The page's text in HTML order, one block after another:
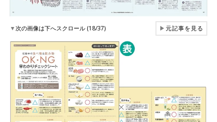
▼次の画像は下へスクロール (18/37) ▶元記事を見る